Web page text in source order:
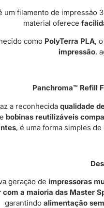
um filamento de impressão
material oferece
como PolyTerra PLA,
impressão,
Panchroma™ Refill
a reconhecida qualidade
bobinas reutilizáveis
, é uma forma simples de
geração de impressoras
a maioria das Master
garantindo alimentação